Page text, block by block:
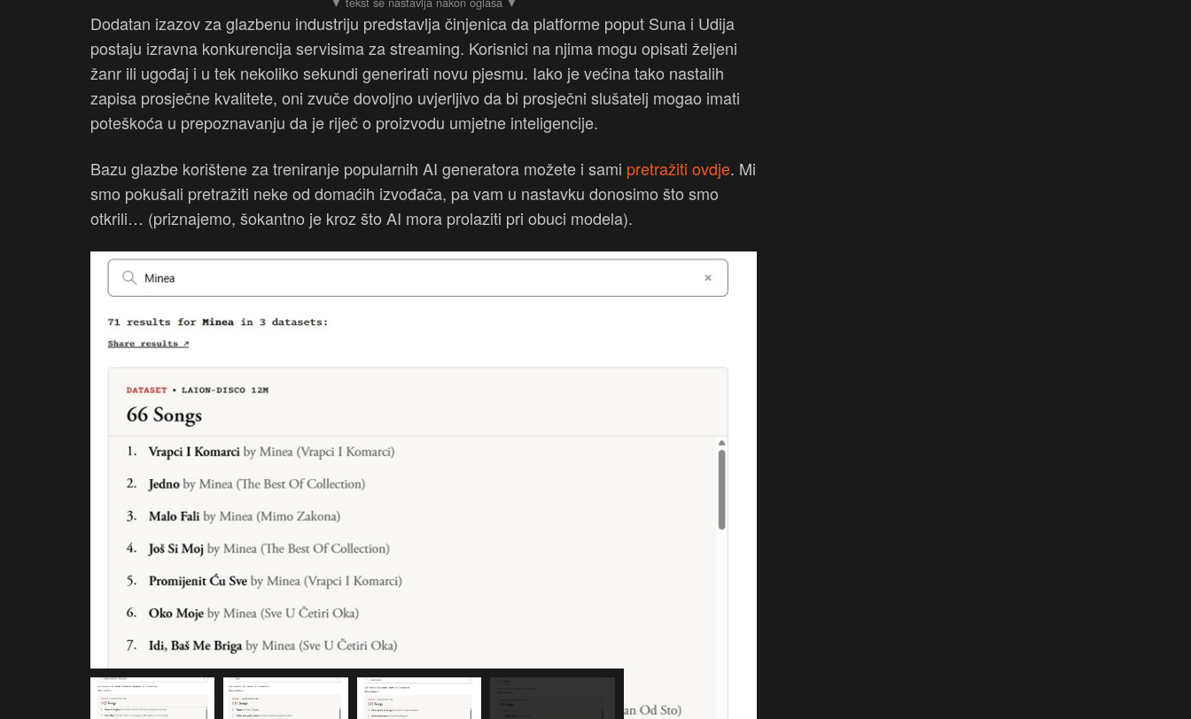
Dodatan izazov za glazbenu industriju predstavlja činjenica da platforme poput Suna i Udija
postaju izravna konkurencija servisima za streaming. Korisnici na njima mogu opisati željeni
žanr ili ugođaj i u tek nekoliko sekundi generirati novu pjesmu. Iako je većina tako nastalih
zapisa prosječne kvalitete, oni zvuče dovoljno uvjerljivo da bi prosječni slušatelj mogao imati
poteškoća u prepoznavanju da je riječ o proizvodu umjetne inteligencije.
Bazu glazbe korištene za treniranje popularnih AI generatora možete i sami pretražiti ovdje. Mi
smo pokušali pretražiti neke od domaćih izvođača, pa vam u nastavku donosimo što smo
otkrili… (priznajemo, šokantno je kroz što AI mora prolaziti pri obuci modela).